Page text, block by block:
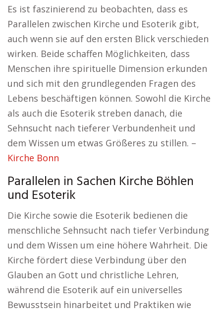
Es ist faszinierend zu beobachten, dass es
Parallelen zwischen Kirche und Esoterik gibt,
auch wenn sie auf den ersten Blick verschieden
wirken. Beide schaffen Möglichkeiten, dass
Menschen ihre spirituelle Dimension erkunden
und sich mit den grundlegenden Fragen des
Lebens beschäftigen können. Sowohl die Kirche
als auch die Esoterik streben danach, die
Sehnsucht nach tieferer Verbundenheit und
dem Wissen um etwas Größeres zu stillen. –
Kirche Bonn
Parallelen in Sachen Kirche Böhlen
und Esoterik
Die Kirche sowie die Esoterik bedienen die
menschliche Sehnsucht nach tiefer Verbindung
und dem Wissen um eine höhere Wahrheit. Die
Kirche fördert diese Verbindung über den
Glauben an Gott und christliche Lehren,
während die Esoterik auf ein universelles
Bewusstsein hinarbeitet und Praktiken wie